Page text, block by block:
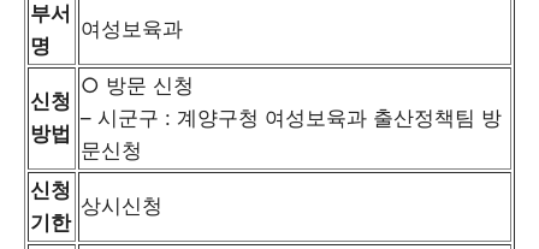
부서
명
여성보육과
신청
방법
○ 방문 신청
– 시군구 : 계양구청 여성보육과 출산정책팀 방
문신청
신청
기한
상시신청